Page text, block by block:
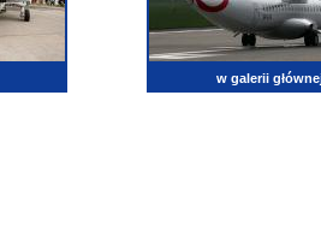
w galerii